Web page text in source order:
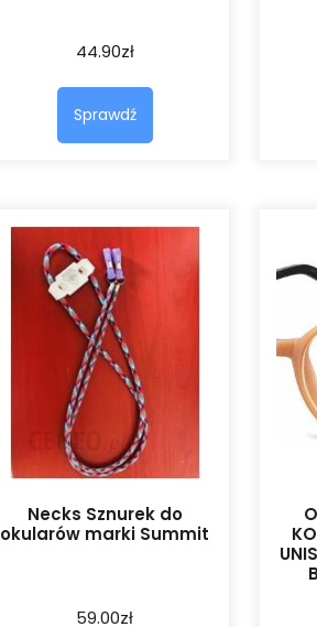
44.90zł
Sprawdź
Necks Sznurek do
okularów marki Summit
59.00zł